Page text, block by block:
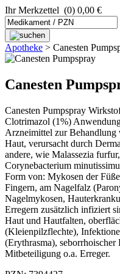
Ihr Merkzettel (0) 0,00 €
Apotheke > Canesten
Canesten
Canesten Pumpspray
Clotrimazol (1%)
Arzneimittel zur
Haut, verursacht durch
andere, wie Malassezia
Corynebacterium
Form von: Mykosen der
Fingern, am Nagelfalz
Nagelmykosen,
Erregern zusätzlich infiziert
Haut und Hautfalten,
(Kleienpilzflechte),
(Erythrasma),
Mitbeteiligung o.a. Erreger.